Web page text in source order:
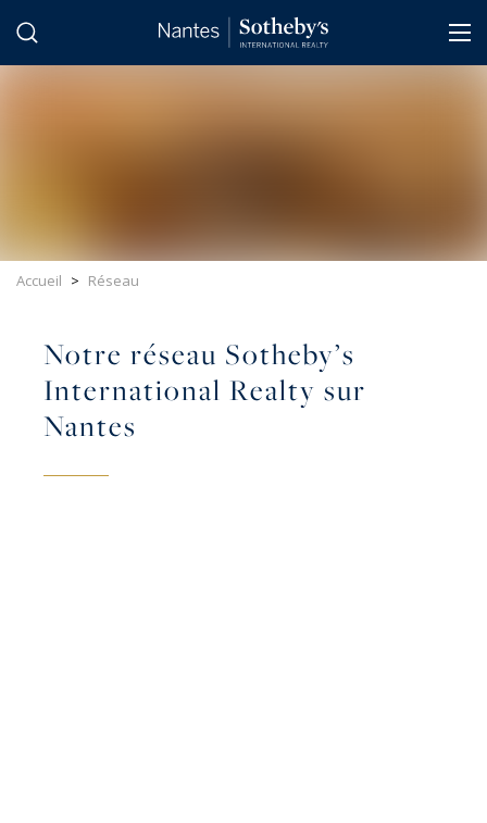
Accueil > Réseau
Notre réseau Sotheby’s
International Realty sur
Nantes